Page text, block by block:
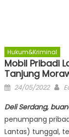
Hukum&Kriminal
Mobil Pribadi
Tanjung
Posted
24/05/2022
Deli Serdang,
penumpang
Lantas) tunggal,